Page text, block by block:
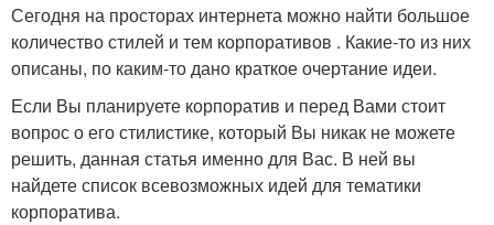
Сегодня на просторах интернета можно найти большое
количество стилей и тем корпоративов . Какие-то из них
описаны, по каким-то дано краткое очертание идеи.
Если Вы планируете корпоратив и перед Вами стоит
вопрос о его стилистике, который Вы никак не можете
решить, данная статья именно для Вас. В ней вы
найдете список всевозможных идей для тематики
корпоратива.